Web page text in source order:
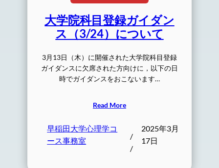
大学院科目登録ガイダン
ス（3/24）について
3月13日（木）に開催された大学院科目登録
ガイダンスに欠席された方向けに，以下の日
時でガイダンスをおこないます…
Read More
早稲田大学心理学コ
ース事務室
/
/
2025年3月
17日